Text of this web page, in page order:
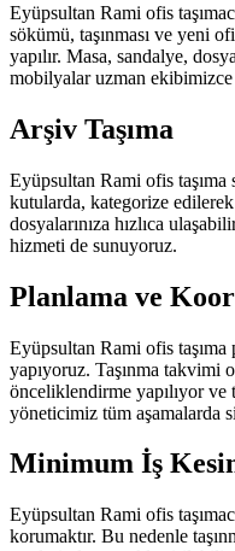
Eyüpsultan Rami ofis
sökümü, taşınması ve yeni
yapılır. Masa, sandalye,
mobilyalar uzman ekibimizce
Arşiv Taşıma
Eyüpsultan Rami ofis taşıma
kutularda, kategorize
dosyalarınıza hızlıca
hizmeti de sunuyoruz.
Planlama ve
Eyüpsultan Rami ofis
yapıyoruz. Taşınma takvimi
önceliklendirme yapılıyor
yöneticimiz tüm aşamalarda
Minimum İş
Eyüpsultan Rami ofis
korumaktır. Bu nedenle